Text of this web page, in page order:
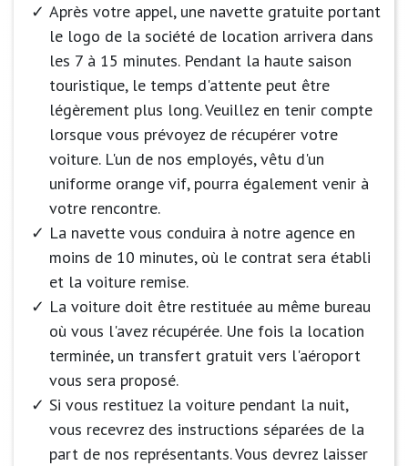
Après votre appel, une navette gratuite portant
le logo de la société de location arrivera dans
les 7 à 15 minutes. Pendant la haute saison
touristique, le temps d'attente peut être
légèrement plus long. Veuillez en tenir compte
lorsque vous prévoyez de récupérer votre
voiture. L'un de nos employés, vêtu d'un
uniforme orange vif, pourra également venir à
votre rencontre.
La navette vous conduira à notre agence en
moins de 10 minutes, où le contrat sera établi
et la voiture remise.
La voiture doit être restituée au même bureau
où vous l'avez récupérée. Une fois la location
terminée, un transfert gratuit vers l'aéroport
vous sera proposé.
Si vous restituez la voiture pendant la nuit,
vous recevrez des instructions séparées de la
part de nos représentants. Vous devrez laisser